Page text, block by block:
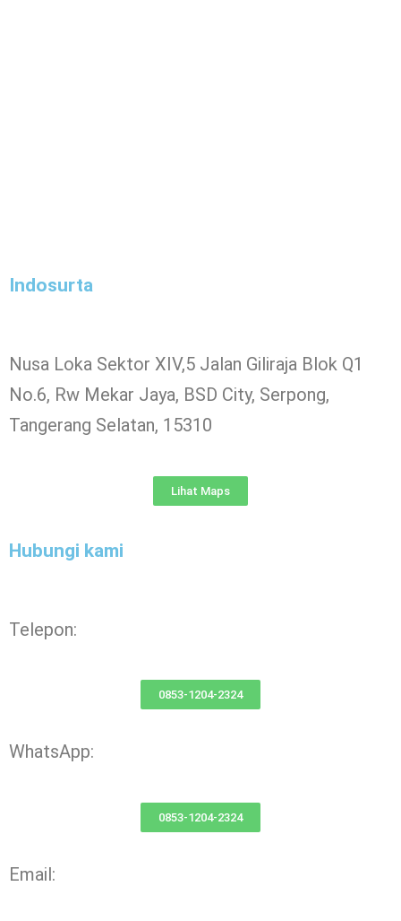
Indosurta
Nusa Loka Sektor XIV,5 Jalan Giliraja Blok Q1
No.6, Rw Mekar Jaya, BSD City, Serpong,
Tangerang Selatan, 15310
Lihat Maps
Hubungi kami
Telepon:
0853-1204-2324
WhatsApp:
0853-1204-2324
Email: